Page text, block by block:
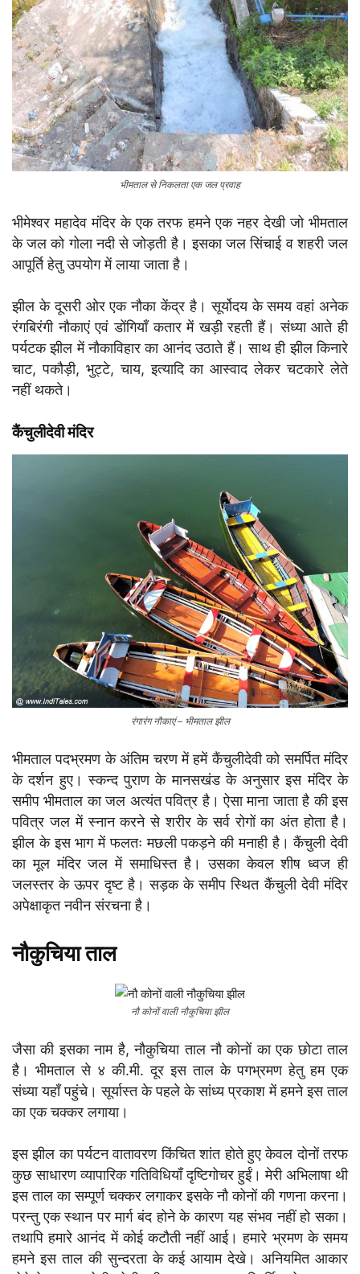
भीमताल से निकलता एक जल प्रवाह
भीमेश्वर महादेव मंदिर के एक तरफ हमने एक नहर देखी जो भीमताल
के जल को गोला नदी से जोड़ती है। इसका जल सिंचाई व शहरी जल
आपूर्ति हेतु उपयोग में लाया जाता है।
झील के दूसरी ओर एक नौका केंद्र है। सूर्योदय के समय वहां अनेक
रंगबिरंगी नौकाएं एवं डोंगियाँ कतार में खड़ी रहती हैं। संध्या आते ही
पर्यटक झील में नौकाविहार का आनंद उठाते हैं। साथ ही झील किनारे
चाट, पकौड़ी, भुट्टे, चाय, इत्यादि का आस्वाद लेकर चटकारे लेते
नहीं थकते।
कैंचुलीदेवी मंदिर
रंगारंग नौकाएं – भीमताल झील
भीमताल पदभ्रमण के अंतिम चरण में हमें कैंचुलीदेवी को समर्पित मंदिर
के दर्शन हुए। स्कन्द पुराण के मानसखंड के अनुसार इस मंदिर के
समीप भीमताल का जल अत्यंत पवित्र है। ऐसा माना जाता है की इस
पवित्र जल में स्नान करने से शरीर के सर्व रोगों का अंत होता है।
झील के इस भाग में फलतः मछली पकड़ने की मनाही है। कैंचुली देवी
का मूल मंदिर जल में समाधिस्त है। उसका केवल शीष ध्वज ही
जलस्तर के ऊपर दृष्ट है। सड़क के समीप स्थित कैंचुली देवी मंदिर
अपेक्षाकृत नवीन संरचना है।
नौकुचिया ताल
नौ कोनों वाली नौकुचिया झील
जैसा की इसका नाम है, नौकुचिया ताल नौ कोनों का एक छोटा ताल
है। भीमताल से ४ की.मी. दूर इस ताल के पगभ्रमण हेतु हम एक
संध्या यहाँ पहुंचे। सूर्यास्त के पहले के सांध्य प्रकाश में हमने इस ताल
का एक चक्कर लगाया।
इस झील का पर्यटन वातावरण किंचित शांत होते हुए केवल दोनों तरफ
कुछ साधारण व्यापारिक गतिविधियाँ दृष्टिगोचर हुईं। मेरी अभिलाषा थी
इस ताल का सम्पूर्ण चक्कर लगाकर इसके नौ कोनों की गणना करना।
परन्तु एक स्थान पर मार्ग बंद होने के कारण यह संभव नहीं हो सका।
तथापि हमारे आनंद में कोई कटौती नहीं आई। हमारे भ्रमण के समय
हमने इस ताल की सुन्दरता के कई आयाम देखे। अनियमित आकार